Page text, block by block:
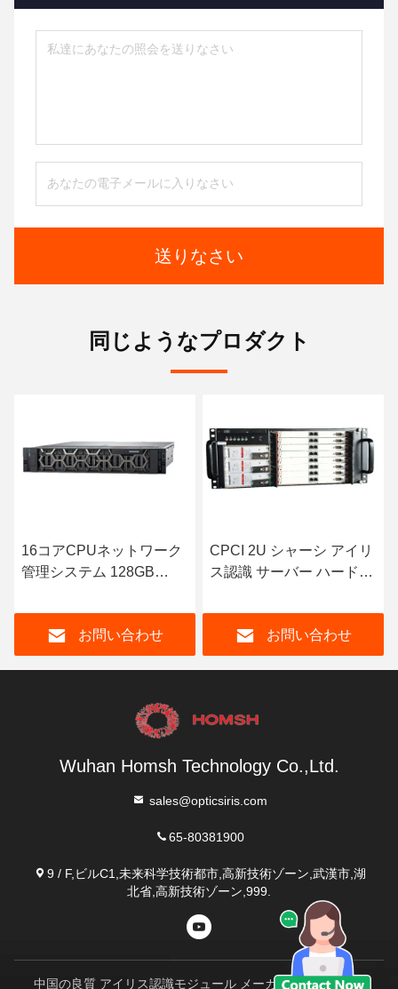
送りなさい
同じようなプロダクト
16コアCPUネットワーク
管理システム 128GB
お問い合わせ
CPCI 2U シャーシ アイリ
ス認識 サーバー ハードウ
お問い合わせ
Wuhan Homsh Technology Co.,Ltd.
sales@opticsiris.com
65-80381900
9 / F,ビルC1,未来科学技術都市,高新技術ゾーン,武漢市,湖
北省,高新技術ゾーン,999.
中国の良質 アイリス認識モジュール メーカー。Copyright©